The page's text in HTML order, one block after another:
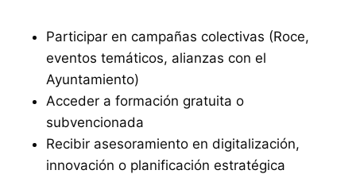
Participar en campañas colectivas (Roce,
eventos temáticos, alianzas con el
Ayuntamiento)
Acceder a formación gratuita o
subvencionada
Recibir asesoramiento en digitalización,
innovación o planificación estratégica